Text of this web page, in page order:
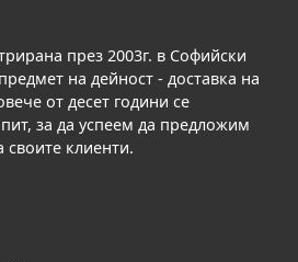
през 2003г. в Софийски
на дейност - доставка на
от десет години се
за да успеем да предложим
клиенти.